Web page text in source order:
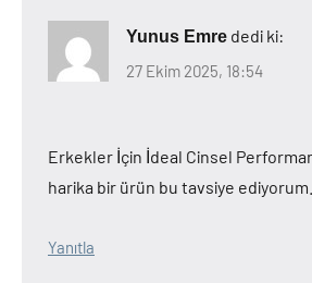
Yunus Emre dedi ki:
27 Ekim 2025, 18:54
Erkekler İçin İdeal Cinsel
harika bir ürün bu tavsiye ediyorum.
Yanıtla